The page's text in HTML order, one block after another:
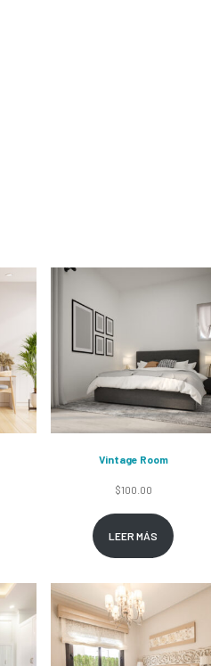
Vintage Room
$100.00
LEER MÁS